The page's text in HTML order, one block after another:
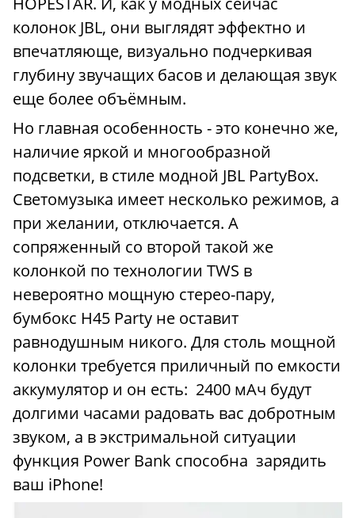
колонок JBL, они выглядят эффектно и
впечатляюще, визуально подчеркивая
глубину звучащих басов и делающая звук
еще более объёмным.
Но главная особенность - это конечно же,
наличие яркой и многообразной
подсветки, в стиле модной JBL PartyBox.
Светомузыка имеет несколько режимов, а
при желании, отключается. А
сопряженный со второй такой же
колонкой по технологии TWS в
невероятно мощную стерео-пару,
бумбокс Н45 Party не оставит
равнодушным никого. Для столь мощной
колонки требуется приличный по емкости
аккумулятор и он есть: 2400 мАч будут
долгими часами радовать вас добротным
звуком, а в экстримальной ситуации
функция Power Bank способна зарядить
ваш iPhone!